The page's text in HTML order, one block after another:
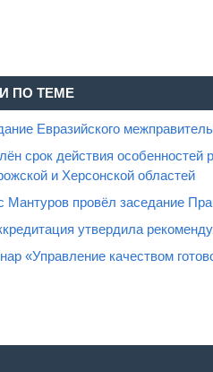
ПО ТЕМЕ
Евразийского
срок действия особенностей
и Херсонской областей
Мантуров провёл заседание
утвердила
«Управление качеством